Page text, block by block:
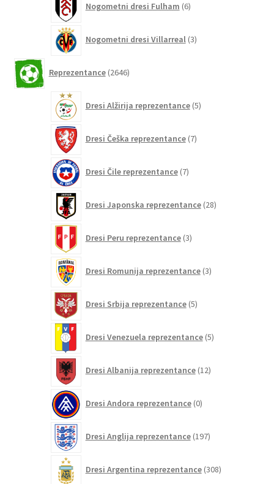
Nogometni dresi Fulham 6izdelkov
Nogometni dresi Villarreal 3izdelki
Reprezentance 2646izdelkov
Dresi Alžirija reprezentance 5izdelkov
Dresi Češka reprezentance 7izdelkov
Dresi Čile reprezentance 7izdelkov
Dresi Japonska reprezentance 28izdelkov
Dresi Peru reprezentance 3izdelki
Dresi Romunija reprezentance 3izdelki
Dresi Srbija reprezentance 5izdelkov
Dresi Venezuela reprezentance 5izdelkov
Dresi Albanija reprezentance 12izdelkov
Dresi Andora reprezentance 0izdelkov
Dresi Anglija reprezentance 197izdelkov
Dresi Argentina reprezentance 308izdelkov